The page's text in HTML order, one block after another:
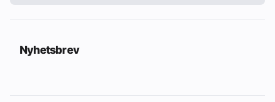
Nyhetsbrev